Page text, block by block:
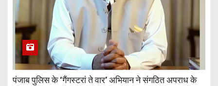
पंजाब पुलिस के ‘गैंगस्टरां ते वार’ अभियान ने संगठित अपराध के